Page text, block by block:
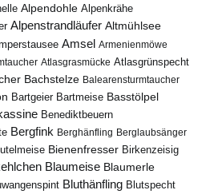
Alpendohle Alpenkrähe
Alpenstrandläufer Altmühlsee
Amsel Armenienmöwe
Atlasgrasmücke Atlasgrünspecht
Bachstelze Balearensturmtaucher
Bartgeier Bartmeise Basstölpel
Benediktbeuern
Bergfink Berghänfling Berglaubsänger
Bienenfresser Birkenzeisig
Blaumeise Blaumerle
Bluthänfling Blutspecht